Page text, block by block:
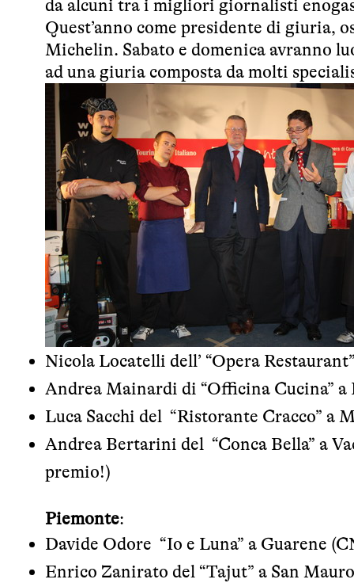
da alcuni tra i migliori giornalisti
Quest’anno come presidente di giuria,
Michelin. Sabato e domenica avranno
ad una giuria composta da molti
Nicola Locatelli dell’ “Opera
Andrea Mainardi di “Officina Cucina” a
Luca Sacchi del “Ristorante Cracco” a
Andrea Bertarini del “Conca Bella” a
premio!)
Piemonte:
Davide Odore “Io e Luna” a Guarene
Enrico Zanirato del “Tajut” a San